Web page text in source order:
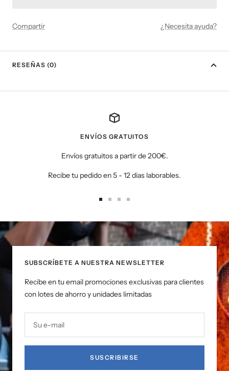
Compartir ¿Necesita ayuda?
RESEÑAS (0)
ENVÍOS GRATUITOS
Envíos gratuitos a partir de 200€.
Recibe tu pedido en 5 - 12 dias laborables.
diapositiva
la
diapositiva
la
diapositiva
la
diapositiva
SUBSCRÍBETE A NUESTRA NEWSLETTER
Recibe en tu email promociones exclusivas para clientes
con lotes de ahorro y unidades limitadas
Su e-mail
SUSCRIBIRSE